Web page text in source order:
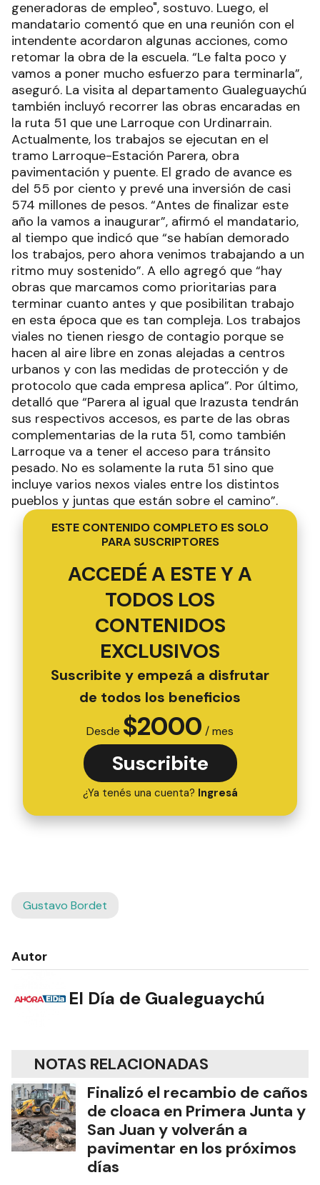
generadoras de empleo", sostuvo. Luego, el
mandatario comentó que en una reunión con el
intendente acordaron algunas acciones, como
retomar la obra de la escuela. “Le falta poco y
vamos a poner mucho esfuerzo para terminarla”,
aseguró. La visita al departamento Gualeguaychú
también incluyó recorrer las obras encaradas en
la ruta 51 que une Larroque con Urdinarrain.
Actualmente, los trabajos se ejecutan en el
tramo Larroque-Estación Parera, obra
pavimentación y puente. El grado de avance es
del 55 por ciento y prevé una inversión de casi
574 millones de pesos. “Antes de finalizar este
año la vamos a inaugurar”, afirmó el mandatario,
al tiempo que indicó que “se habían demorado
los trabajos, pero ahora venimos trabajando a un
ritmo muy sostenido”. A ello agregó que “hay
obras que marcamos como prioritarias para
terminar cuanto antes y que posibilitan trabajo
en esta época que es tan compleja. Los trabajos
viales no tienen riesgo de contagio porque se
hacen al aire libre en zonas alejadas a centros
urbanos y con las medidas de protección y de
protocolo que cada empresa aplica”. Por último,
detalló que “Parera al igual que Irazusta tendrán
sus respectivos accesos, es parte de las obras
complementarias de la ruta 51, como también
Larroque va a tener el acceso para tránsito
pesado. No es solamente la ruta 51 sino que
incluye varios nexos viales entre los distintos
pueblos y juntas que están sobre el camino”.
ESTE CONTENIDO COMPLETO ES SOLO
PARA SUSCRIPTORES
ACCEDÉ A ESTE Y A
TODOS LOS
CONTENIDOS
EXCLUSIVOS
Suscribite y empezá a disfrutar
de todos los beneficios
Desde $2000 / mes
Suscribite
¿Ya tenés una cuenta? Ingresá
Gustavo Bordet
Autor
El Día de Gualeguaychú
NOTAS RELACIONADAS
Finalizó el recambio de caños
de cloaca en Primera Junta y
San Juan y volverán a
pavimentar en los próximos
días